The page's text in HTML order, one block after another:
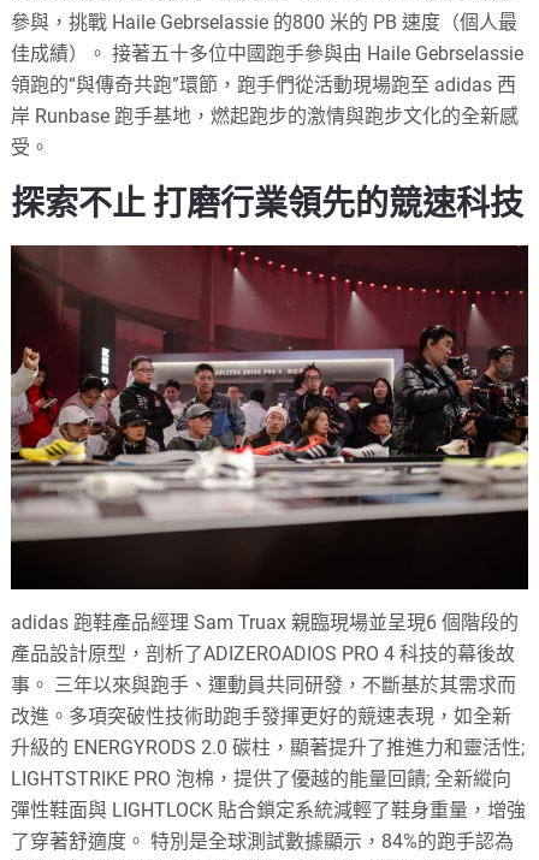
參與，挑戰 Haile Gebrselassie 的800 米的 PB 速度（個人最
佳成績）。 接著五十多位中國跑手參與由 Haile Gebrselassie
領跑的“與傳奇共跑”環節，跑手們從活動現場跑至 adidas 西
岸 Runbase 跑手基地，燃起跑步的激情與跑步文化的全新感
受。
探索不止 打磨行業領先的競速科技
adidas 跑鞋產品經理 Sam Truax 親臨現場並呈現6 個階段的
產品設計原型，剖析了ADIZEROADIOS PRO 4 科技的幕後故
事。 三年以來與跑手、運動員共同研發，不斷基於其需求而
改進。多項突破性技術助跑手發揮更好的競速表現，如全新
升級的 ENERGYRODS 2.0 碳柱，顯著提升了推進力和靈活性;
LIGHTSTRIKE PRO 泡棉，提供了優越的能量回饋; 全新縱向
彈性鞋面與 LIGHTLOCK 貼合鎖定系統減輕了鞋身重量，增強
了穿著舒適度。 特別是全球測試數據顯示，84%的跑手認為